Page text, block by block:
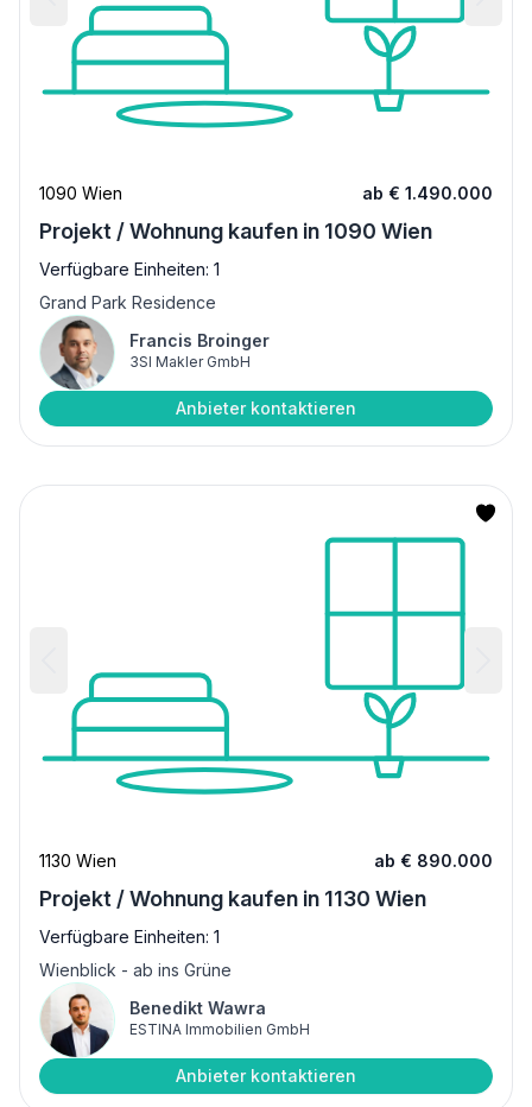
1090 Wien ab € 1.490.000
Projekt / Wohnung kaufen in 1090 Wien
Verfügbare Einheiten: 1
Grand Park Residence
Francis Broinger
3SI Makler GmbH
Anbieter kontaktieren
1130 Wien ab € 890.000
Projekt / Wohnung kaufen in 1130 Wien
Verfügbare Einheiten: 1
Wienblick - ab ins Grüne
Benedikt Wawra
ESTINA Immobilien GmbH
Anbieter kontaktieren